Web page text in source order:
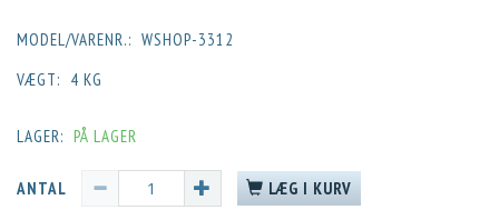
MODEL/VARENR.: WSHOP-3312
VÆGT: 4 KG
LAGER: PÅ LAGER
ANTAL LÆG I KURV